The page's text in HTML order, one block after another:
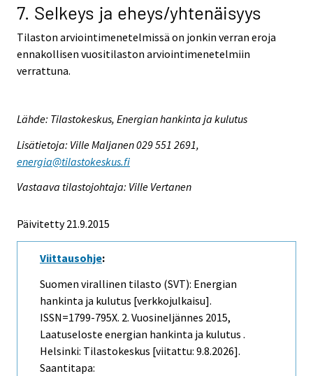
7. Selkeys ja eheys/yhtenäisyys
Tilaston arviointimenetelmissä on jonkin verran eroja
ennakollisen vuositilaston arviointimenetelmiin
verrattuna.
Lähde: Tilastokeskus, Energian hankinta ja kulutus
Lisätietoja: Ville Maljanen 029 551 2691,
energia@tilastokeskus.fi
Vastaava tilastojohtaja: Ville Vertanen
Päivitetty 21.9.2015
Viittausohje:
Suomen virallinen tilasto (SVT): Energian
hankinta ja kulutus [verkkojulkaisu].
ISSN=1799-795X. 2. Vuosineljännes 2015,
Laatuseloste energian hankinta ja kulutus .
Helsinki: Tilastokeskus [viitattu: 9.8.2026].
Saantitapa: